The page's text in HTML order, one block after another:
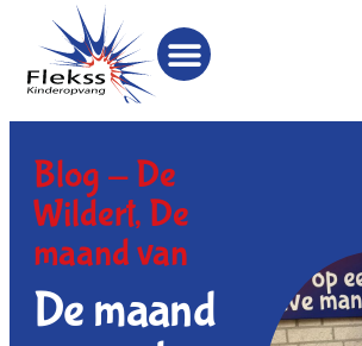
Blog -De
Wildert, De
maand van
De maand